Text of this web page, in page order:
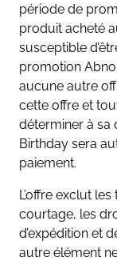
période de
produit acheté
susceptible
promotion
aucune autre
cette offre et
déterminer à sa
Birthday sera
paiement.
L’offre exclut
courtage, les
d’expédition et
autre élément